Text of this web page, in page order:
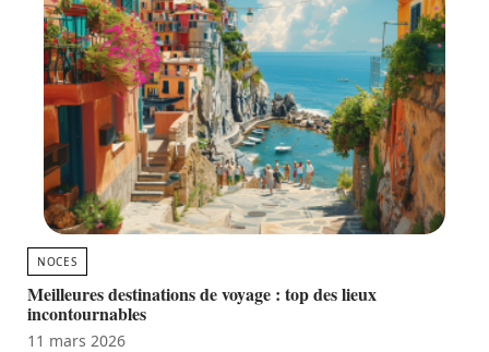
NOCES
Meilleures destinations de voyage : top des lieux
incontournables
11 mars 2026